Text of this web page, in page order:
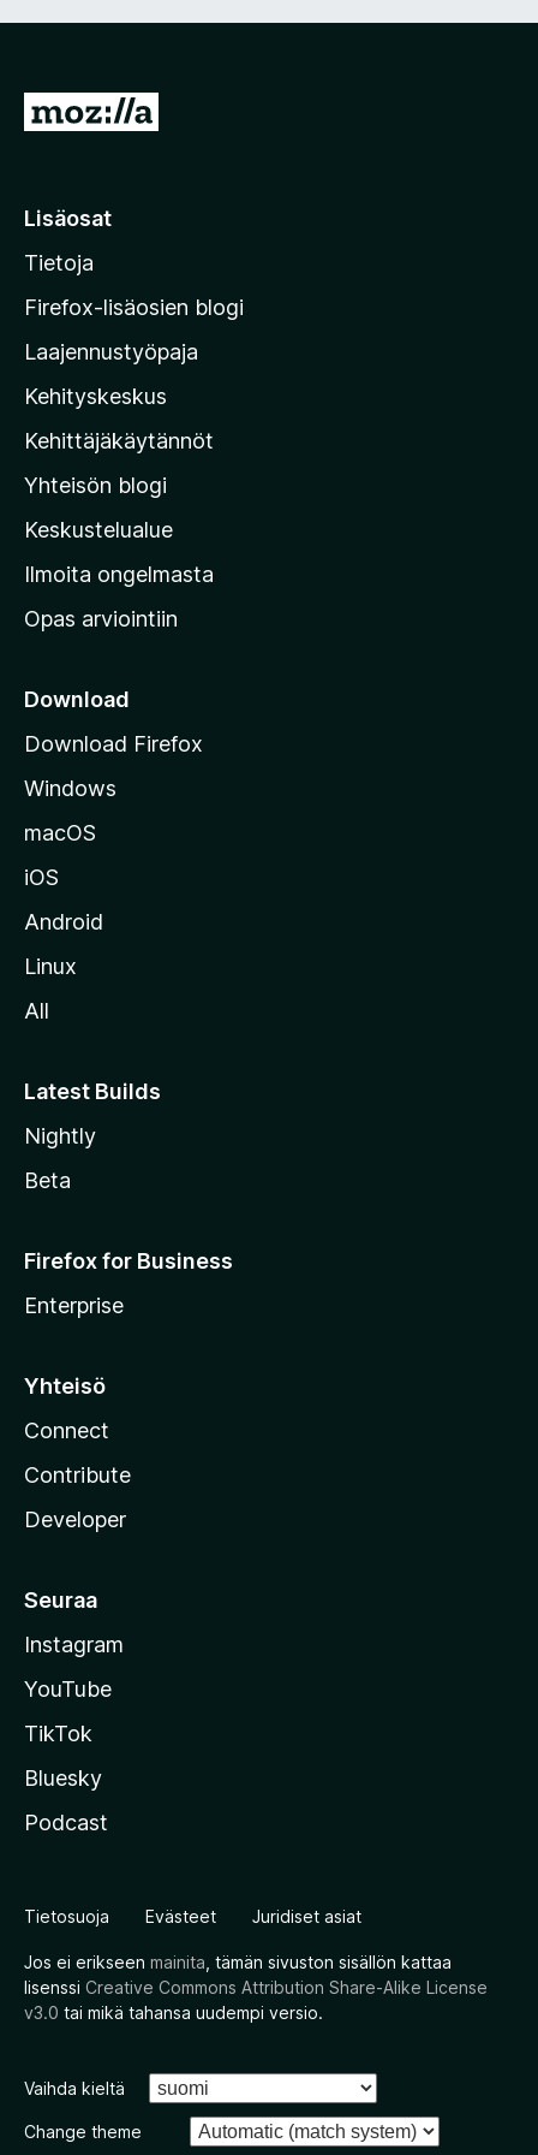
S
r
y
M
z
i
l
a
n
v
r
k
s
i
s
t
l
Lisäosat
Tietoja
Firefox-lisäosien blogi
Laajennustyöpaja
Kehityskeskus
Kehittäjäkäytännöt
Yhteisön blogi
Keskustelualue
Ilmoita ongelmasta
Opas arviointiin
Download
Download Firefox
Windows
macOS
iOS
Android
Linux
All
Latest Builds
Nightly
Beta
Firefox for Business
Enterprise
Yhteisö
Connect
Contribute
Developer
Seuraa
Instagram
YouTube
TikTok
Bluesky
Podcast
Tietosuoja Evästeet Juridiset asiat
Jos ei erikseen mainita , tämän sivuston sisällön kattaa
lisenssi Creative Commons Attribution Share-Alike License
v3.0 tai mikä tahansa uudempi versio.
Vaihda kieltä
Change theme